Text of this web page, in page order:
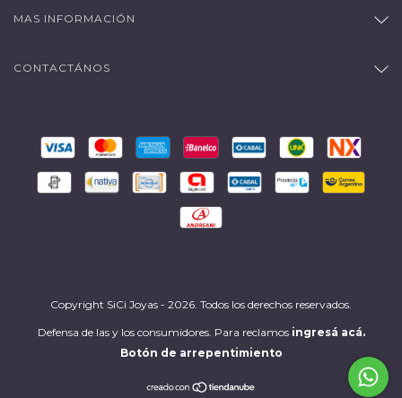
MAS INFORMACIÓN
CONTACTÁNOS
Copyright SiCi Joyas - 2026. Todos los derechos reservados.
Defensa de las y los consumidores. Para reclamos ingresá acá.
Botón de arrepentimiento